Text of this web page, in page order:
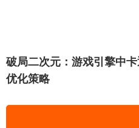
破局二次元：游戏引擎中
优化策略